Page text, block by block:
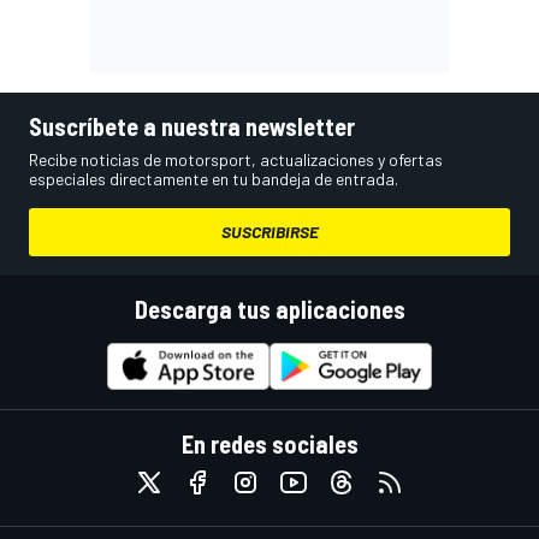
Suscríbete a nuestra newsletter
Recibe noticias de motorsport, actualizaciones y ofertas
especiales directamente en tu bandeja de entrada.
SUSCRIBIRSE
Descarga tus aplicaciones
En redes sociales